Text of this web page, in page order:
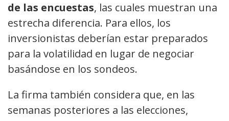
de las encuestas, las cuales muestran una
estrecha diferencia. Para ellos, los
inversionistas deberían estar preparados
para la volatilidad en lugar de negociar
basándose en los sondeos.
La firma también considera que, en las
semanas posteriores a las elecciones,